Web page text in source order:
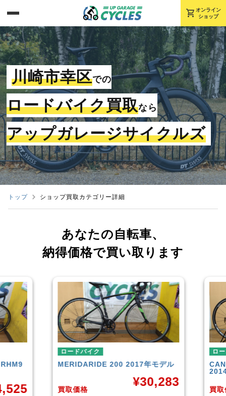
shopping_cart オンライン
ショップ
川崎市幸区での
ロードバイク買取なら
アップガレージサイクルズ
トップ ショップ買取カテゴリー詳細
あなたの自転車、
納得価格で買い取ります
ロードバイク
MERIDARIDE 200 2017年モデル
買取価格
30,283
ロード
2014
買取価